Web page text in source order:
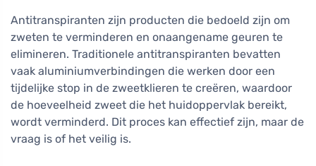
Antitranspiranten zijn producten die bedoeld zijn om
zweten te verminderen en onaangename geuren te
elimineren. Traditionele antitranspiranten bevatten
vaak aluminiumverbindingen die werken door een
tijdelijke stop in de zweetklieren te creëren, waardoor
de hoeveelheid zweet die het huidoppervlak bereikt,
wordt verminderd. Dit proces kan effectief zijn, maar de
vraag is of het veilig is.